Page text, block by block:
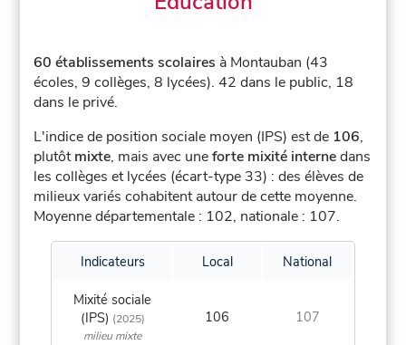
60 établissements scolaires à Montauban (43
écoles, 9 collèges, 8 lycées).42 dans le public, 18
dans le privé.
L'indice de position sociale moyen (IPS) est de 106,
plutôtmixte, mais avec uneforte mixité internedans
les collèges et lycées (écart-type 33) : des élèves de
milieux variés cohabitent autour de cette moyenne.
Moyenne départementale : 102, nationale : 107.
Indicateurs Local National
Mixité sociale
(IPS) (2025)
milieu mixte
106 107